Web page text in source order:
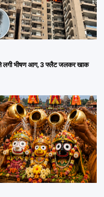
लगी भीषण आग, 3 फ्लैट जलकर खाक